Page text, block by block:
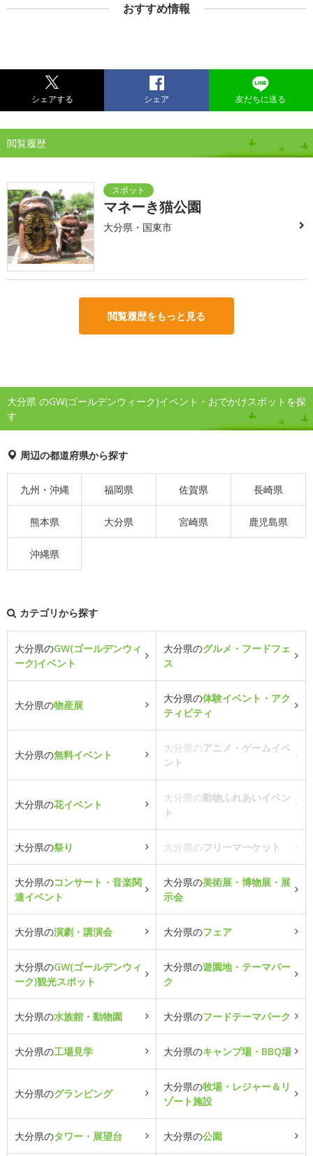
おすすめ情報
シェアする シェア 友だちに送る
閲覧履歴
マネーき猫公園
大分県・国東市
閲覧履歴をもっと見る
大分県 のGW(ゴールデンウィーク)イベント・おでかけスポットを探
す
周辺の都道府県から探す
九州・沖縄 福岡県 佐賀県 長崎県
熊本県 大分県 宮崎県 鹿児島県
沖縄県
カテゴリから探す
大分県のGW(ゴールデンウィ
ーク)イベント
大分県のグルメ・フードフェ
ス
大分県の物産展
大分県の体験イベント・アク
ティビティ
大分県の無料イベント
大分県のアニメ・ゲームイベ
ント
大分県の花イベント
大分県の動物ふれあいイベン
ト
大分県の祭り 大分県のフリーマーケット
大分県のコンサート・音楽関
連イベント
大分県の美術展・博物展・展
示会
大分県の演劇・講演会 大分県のフェア
大分県のGW(ゴールデンウィ
ーク)観光スポット
大分県の遊園地・テーマパー
ク
大分県の水族館・動物園 大分県のフードテーマパーク
大分県の工場見学 大分県のキャンプ場・BBQ場
大分県のグランピング
大分県の牧場・レジャー＆リ
ゾート施設
大分県のタワー・展望台 大分県の公園